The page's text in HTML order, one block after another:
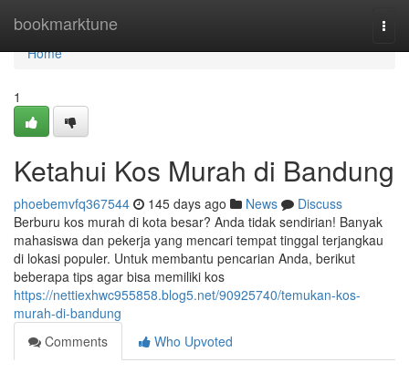
bookmarktune
Home
Home
1
Ketahui Kos Murah di Bandung
phoebemvfq367544 145 days ago News
Discuss
Berburu kos murah di kota besar? Anda tidak sendirian! Banyak
mahasiswa dan pekerja yang mencari tempat tinggal terjangkau
di lokasi populer. Untuk membantu pencarian Anda, berikut
beberapa tips agar bisa memiliki kos
https://nettiexhwc955858.blog5.net/90925740/temukan-kos-
murah-di-bandung
Comments
Who Upvoted